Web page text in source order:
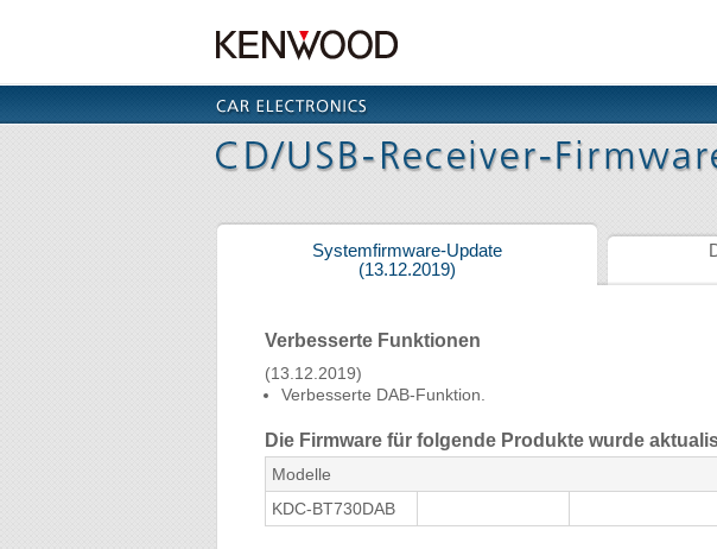
Systemfirmware-Update
(13.12.2019)
Verbesserte Funktionen
(13.12.2019)
Verbesserte DAB-Funktion.
Die Firmware für folgende Produkte wurde
Modelle
KDC-BT730DAB